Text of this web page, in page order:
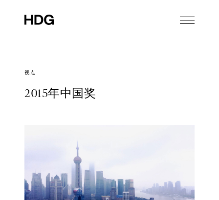
视点
2015年中国奖